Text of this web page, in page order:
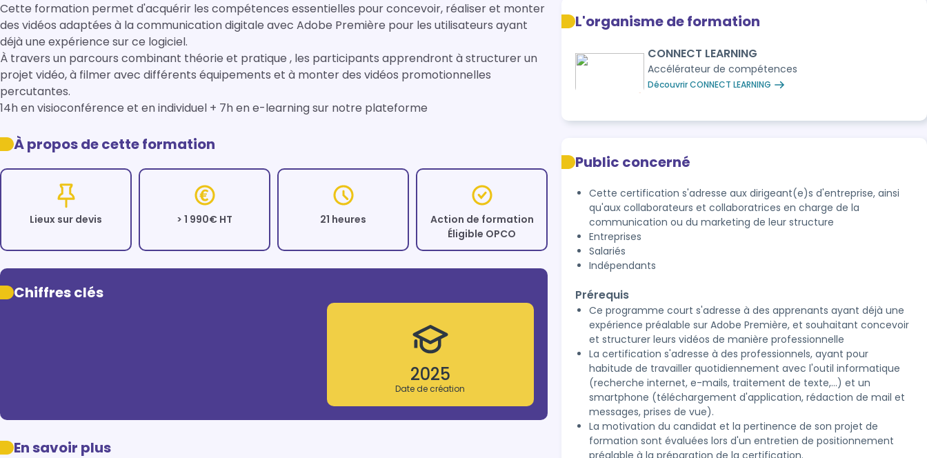
Cette formation permet d'acquérir les compétences essentielles pour concevoir, réaliser et monter
des vidéos adaptées à la communication digitale avec Adobe Première pour les utilisateurs ayant
déjà une expérience sur ce logiciel.
À travers un parcours combinant théorie et pratique , les participants apprendront à structurer un
projet vidéo, à filmer avec différents équipements et à monter des vidéos promotionnelles
percutantes.
14h en visioconférence et en individuel + 7h en e-learning sur notre plateforme
À propos de cette formation
Lieux sur devis > 1 990€ HT 21 heures
Action de formation
Éligible OPCO
Chiffres clés
2025
Date de création
En savoir plus
L'organisme de formation
CONNECT LEARNING
Accélérateur de compétences
Découvrir CONNECT LEARNING
Public concerné
Cette certification s'adresse aux dirigeant(e)s d'entreprise, ainsi
qu'aux collaborateurs et collaboratrices en charge de la
communication ou du marketing de leur structure
Entreprises
Salariés
Indépendants
Prérequis
Ce programme court s'adresse à des apprenants ayant déjà une
expérience préalable sur Adobe Première, et souhaitant concevoir
et structurer leurs vidéos de manière professionnelle
La certification s'adresse à des professionnels, ayant pour
habitude de travailler quotidiennement avec l'outil informatique
(recherche internet, e-mails, traitement de texte,...) et un
smartphone (téléchargement d'application, rédaction de mail et
messages, prises de vue).
La motivation du candidat et la pertinence de son projet de
formation sont évaluées lors d'un entretien de positionnement
préalable à la préparation de la certification.